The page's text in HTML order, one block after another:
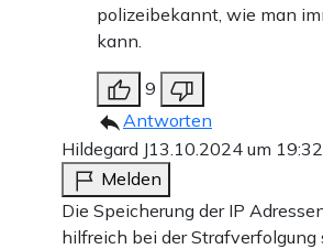
polizeibekannt, wie man
kann.
9
Antworten
Hildegard J13.10.2024 um
Melden
Die Speicherung der IP
hilfreich bei der Strafverfolgung